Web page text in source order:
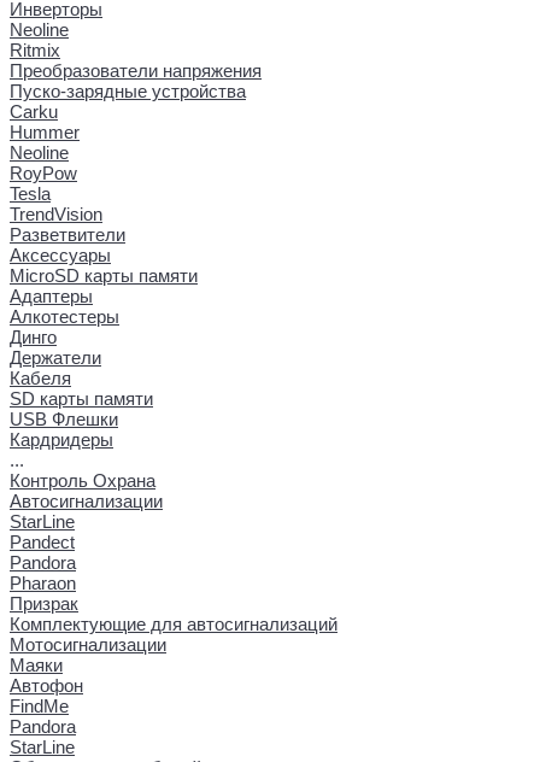
Инверторы
Neoline
Ritmix
Преобразователи напряжения
Пуско-зарядные устройства
Carku
Hummer
Neoline
RoyPow
Tesla
TrendVision
Разветвители
Аксессуары
MicroSD карты памяти
Адаптеры
Алкотестеры
Динго
Держатели
Кабеля
SD карты памяти
USB Флешки
Кардридеры
...
Контроль Охрана
Автосигнализации
StarLine
Pandect
Pandora
Pharaon
Призрак
Комплектующие для автосигнализаций
Мотосигнализации
Маяки
Автофон
FindMe
Pandora
StarLine